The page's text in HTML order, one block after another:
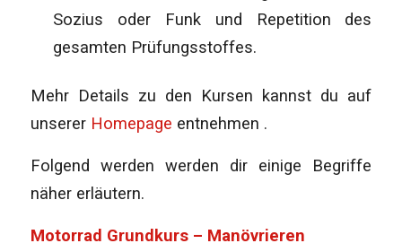
Sozius oder Funk und Repetition des
gesamten Prüfungsstoffes.
Mehr Details zu den Kursen kannst du auf
unserer Homepage entnehmen .
Folgend werden werden dir einige Begriffe
näher erläutern.
Motorrad Grundkurs – Manövrieren